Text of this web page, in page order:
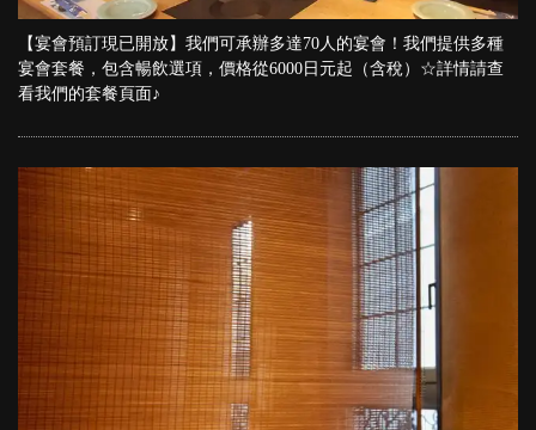
【宴會預訂現已開放】我們可承辦多達70人的宴會！我們提供多種
宴會套餐，包含暢飲選項，價格從6000日元起（含稅）☆詳情請查
看我們的套餐頁面♪